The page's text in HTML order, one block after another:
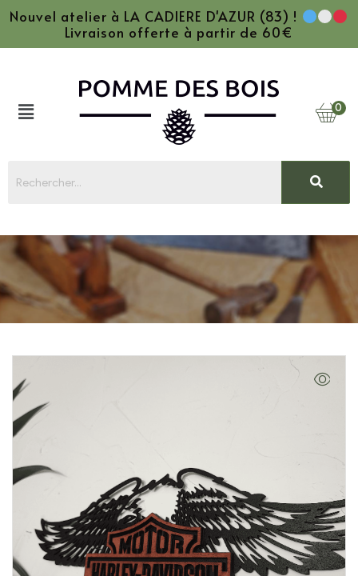
Nouvel atelier à LA CADIERE D'AZUR (83) !
Livraison offerte à partir de 60€
0